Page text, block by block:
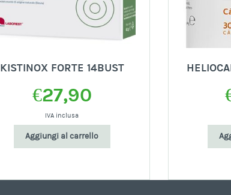
KISTINOX FORTE 14BUST
€27,90
IVA inclusa
Aggiungi al carrello